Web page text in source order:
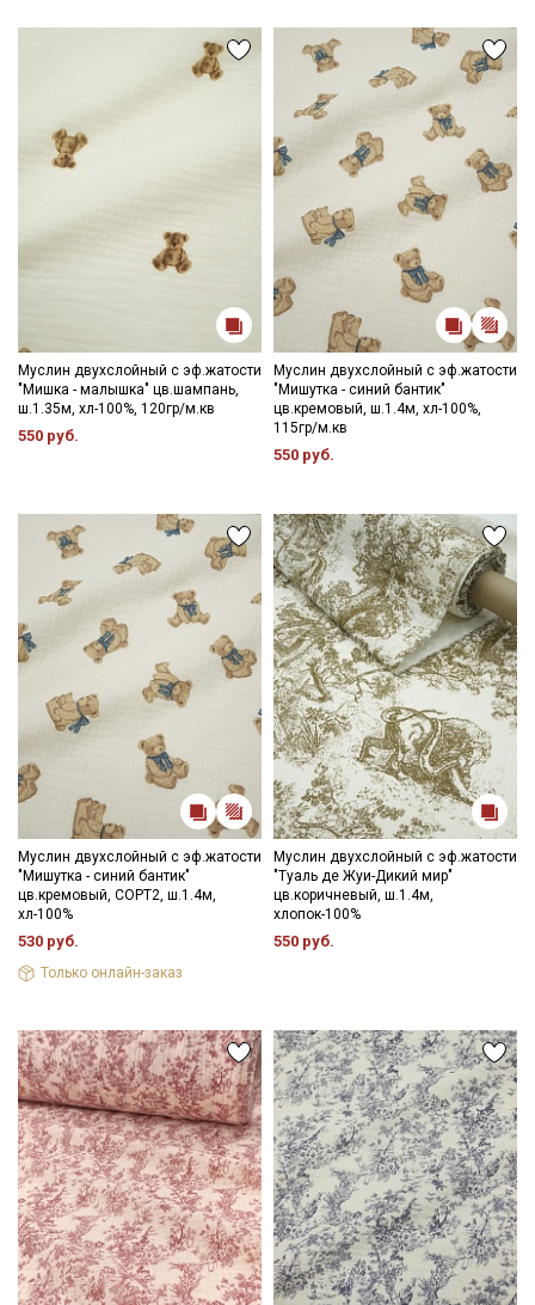
сочетании с сатином, вафельным полотном, фактурным
Ткань дает усадку до 5% перед пошивом постирайте отрез
при температуре дальнейших стирок, не выше 40C
Уход:
- стирка до 40C, отжим до 600 оборотов
- сушить в подвешенном и расправленном состоянии
- гладить не рекомендуется, после глажки жатый эффект
уменьшается, допускается вертикальное отпаривание.
Цветопередача (тон) может отличаться от оригинального
цвета ткани в зависимости от настроек вашего монитора и в
Муслин двухслойный с эф.жатости
"Мишка - малышка" цв.шампань,
ш.1.35м, хл-100%, 120гр/м.кв
550 руб.
Муслин двухслойный с эф.жатости
"Мишутка - синий бантик"
цв.кремовый, ш.1.4м, хл-100%,
115гр/м.кв
550 руб.
Муслин двухслойный с эф.жатости
"Мишутка - синий бантик"
цв.кремовый, СОРТ2, ш.1.4м,
хл-100%
530 руб.
Только онлайн-заказ
Муслин двухслойный с эф.жатости
"Туаль де Жуи-Дикий мир"
цв.коричневый, ш.1.4м,
хлопок-100%
550 руб.
Секретная рассылка от Купава
Мы публикуем здесь дополнительные
промокоды и скидки до 30% на узкие
категории тканей
Электронная почта
Ознакомлен(а) с
Политикой обработки персональных
данныхи даю
Согласие на обработку персональных
данных
ДаюСогласие на получение рекламных и
информационных рассылок